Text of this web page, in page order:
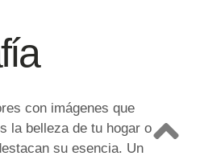
con imágenes que
la belleza de tu hogar o
su esencia. Un